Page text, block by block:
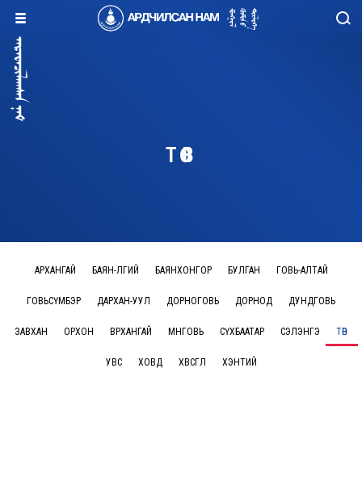
ТӨВ
АРХАНГАЙ БАЯН-ӨЛГИЙ БАЯНХОНГОР БУЛГАН ГОВЬ-АЛТАЙ
ГОВЬСҮМБЭР ДАРХАН-УУЛ ДОРНОГОВЬ ДОРНОД ДУНДГОВЬ
ЗАВХАН ОРХОН ӨВӨРХАНГАЙ ӨМНӨГОВЬ СҮХБААТАР СЭЛЭНГЭ ТӨВ
УВС ХОВД ХӨВСГӨЛ ХЭНТИЙ